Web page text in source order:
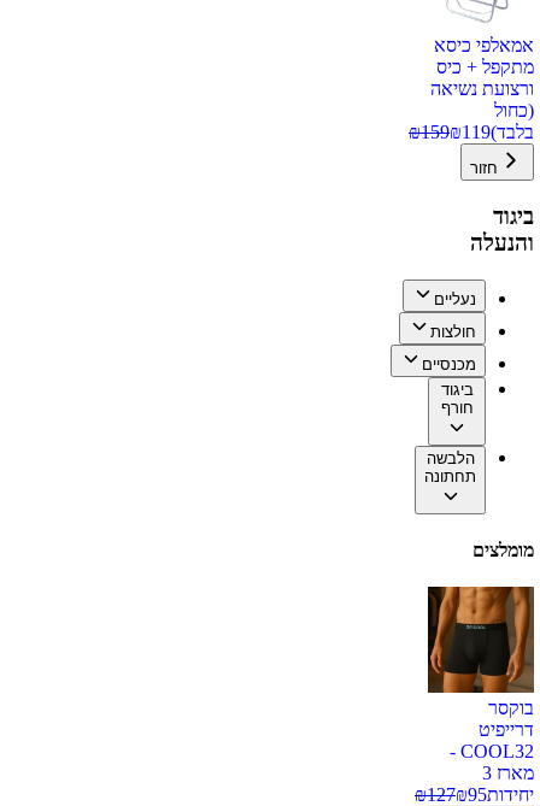
אמאלפי כיסא
מתקפל + כיס
ורצועת נשיאה
(כחול
בלבד)
₪119
₪159
חזור
ביגוד
והנעלה
נעליים
חולצות
מכנסיים
ביגוד
חורף
הלבשה
תחתונה
מומלצים
בוקסר
דרייפיט
COOL32 -
מארז 3
יחידות
₪95
₪127